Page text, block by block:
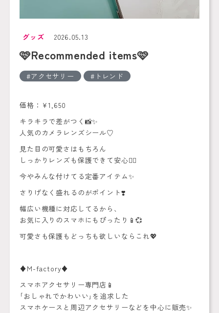
グッズ 2026.05.13
🩷Recommended items🩷
アクセサリー トレンド
価格：¥1,650
キラキラで差がつく📸✨
人気のカメラレンズシール♡
見た目の可愛さはもちろん
しっかりレンズも保護できて安心🙆‍♀️
今やみんな付けてる定番アイテム✨
さりげなく盛れるのがポイント❣️
幅広い機種に対応してるから、
お気に入りのスマホにもぴったり📱💞
可愛さも保護もどっちも欲しいならこれ💖
♦️M-factory♦️
スマホアクセサリー専門店📱
｢おしゃれでかわいい｣を追求した
スマホケースと周辺アクセサリーなどを中心に販売✨